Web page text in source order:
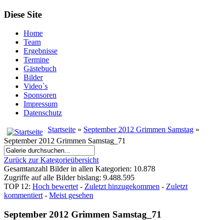
Diese Site
Home
Team
Ergebnisse
Termine
Gästebuch
Bilder
Video`s
Sponsoren
Impressum
Datenschutz
Startseite » September 2012 Grimmen Samstag »
September 2012 Grimmen Samstag_71
Zurück zur Kategorieübersicht
Gesamtanzahl Bilder in allen Kategorien: 10.878
Zugriffe auf alle Bilder bislang: 9.488.595
TOP 12: Hoch bewertet- Zuletzt hinzugekommen - Zuletzt
kommentiert- Meist gesehen
September 2012 Grimmen Samstag_71